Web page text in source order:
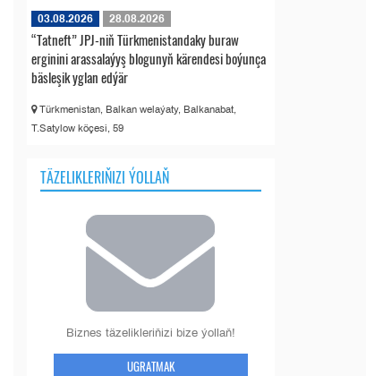
03.08.2026 28.08.2026
“Tatneft” JPJ-niň Türkmenistandaky buraw
erginini arassalaýyş blogunyň kärendesi boýunça
bäsleşik yglan edýär
Türkmenistan, Balkan welaýaty, Balkanabat,
T.Satylow köçesi, 59
TÄZELIKLERIŇIZI ÝOLLAŇ
Biznes täzelikleriňizi bize ýollaň!
UGRATMAK